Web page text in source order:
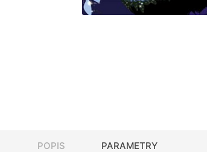
POPIS PARAMETRY